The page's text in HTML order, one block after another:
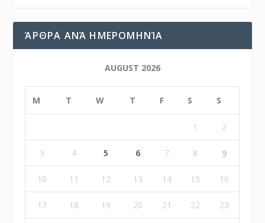
ΆΡΘΡΑ ΑΝΆ ΗΜΕΡΟΜΗΝΊΑ
AUGUST 2026
M T W T F S S
1 2
3 4 5 6 7 8 9
10 11 12 13 14 15 16
17 18 19 20 21 22 23